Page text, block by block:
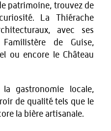
patrimoine, trouvez de
La Thiérache
avec ses
de Guise,
ou encore le Château
gastronomie locale,
de qualité tels que le
la bière artisanale.